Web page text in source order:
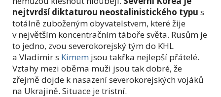
nejtvrdší diktaturou neostalinistického typu s
totálně zuboženým obyvatelstvem, které žije
v největším koncentračním táboře světa. Rusům je
to jedno, zvou severokorejský tým do KHL
a Vladimir s Kimem jsou takřka nejlepší přátelé.
Vztahy mezi oběma muži jsou tak dobré, že
zřejmě dojde k nasazení severokorejských vojáků
na Ukrajině. Situace je tristní.